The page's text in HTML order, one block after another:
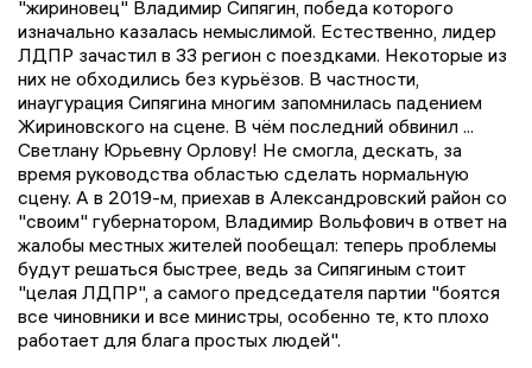
"жириновец" Владимир Сипягин, победа которого
изначально казалась немыслимой. Естественно, лидер
ЛДПР зачастил в 33 регион с поездками. Некоторые из
них не обходились без курьёзов. В частности,
инаугурация Сипягина многим запомнилась падением
Жириновского на сцене. В чём последний обвинил ...
Светлану Юрьевну Орлову! Не смогла, дескать, за
время руководства областью сделать нормальную
сцену. А в 2019-м, приехав в Александровский район со
"своим" губернатором, Владимир Вольфович в ответ на
жалобы местных жителей пообещал: теперь проблемы
будут решаться быстрее, ведь за Сипягиным стоит
"целая ЛДПР", а самого председателя партии "боятся
все чиновники и все министры, особенно те, кто плохо
работает для блага простых людей".